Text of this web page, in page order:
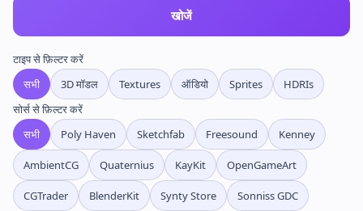
खोजें
टाइप से फ़िल्टर करें
सभी
3D मॉडल Textures ऑडियो Sprites
HDRIs
सोर्स से फ़िल्टर करें
सभी
Poly Haven Sketchfab Freesound Kenney
AmbientCG Quaternius KayKit OpenGameArt
CGTrader BlenderKit Synty Store Sonniss GDC